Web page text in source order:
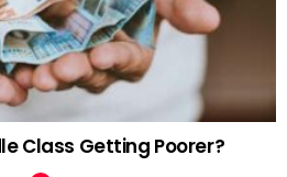
Class Getting Poorer?